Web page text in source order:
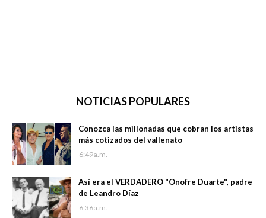
NOTICIAS POPULARES
Conozca las millonadas que cobran los artistas
más cotizados del vallenato
6:49 a.m.
Así era el VERDADERO "Onofre Duarte", padre
de Leandro Díaz
6:36 a.m.